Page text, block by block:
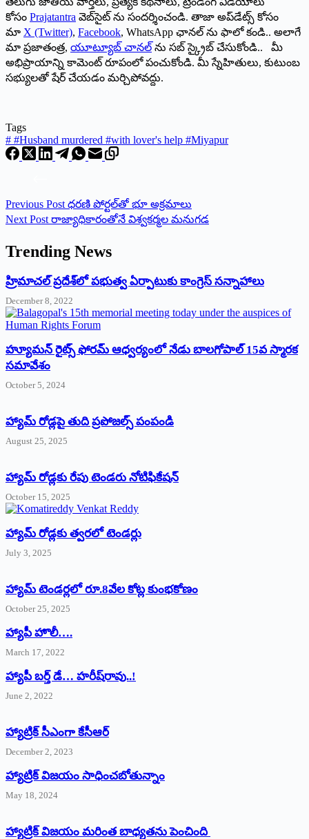
కోసం Prajatantra వెబ్‌సైట్ ను సందర్శించండి. తాజా అప్‌డేట్స్ కోసం
మా X (Twitter), Facebook, WhatsApp ఛానల్ ను ఫాలో కండి.. అలాగే
మా ప్రజాతంత్ర, యూట్యూబ్ చానల్ ను సబ్ స్క్రైబ్ చేసుకోండి.. మీ
అభిప్రాయాన్ని కామెంట్ రూపంలో పంచుకోండి. మీ స్నేహితులు, కుటుంబ
సభ్యులతో షేర్ చేయడం మర్చిపోవద్దు.
Tags
# #Husband murdered #with lover's help #Miyapur
Previous Post ధరణి పోర్టల్‌తో భూ అక్రమాలు
Next Post రాజ్యాధికారంతోనే విశ్వకర్మల మ‌నుగ‌డ‌
Trending News
‌హ్రిమాచల్‌ ‌ప్రదేశ్‌లో పభుత్వ ఏర్పాటుకు కాంగ్రెస్‌ ‌సన్నాహాలు
December 8, 2022
హ్యూమన్‌ రైట్స్‌ ఫోరమ్‌ ఆధ్వర్యంలో నేడు బాలగోపాల్‌ 15వ స్మారక
సమావేశం
October 5, 2024
హ్యామ్‌ రోడ్లపై తుది ప్రపోజల్స్‌ పంపండి
August 25, 2025
హ్యామ్‌ రోడ్లకు రేపు టెండరు నోటిఫికేషన్‌
October 15, 2025
హ్యామ్‌ రోడ్లకు త్వరలో టెండర్లు
July 3, 2025
హ్యామ్‌ ‌టెండర్లలో రూ.8వేల కోట్ల కుంభకోణం
October 25, 2025
హ్యాపీ హొలీ….
March 17, 2022
హ్యాపీ బర్త్ ‌డే… హరీష్‌రావు..!
June 2, 2022
హ్యాట్రిక్‌ ‌సీఎంగా కేసీఆర్‌
December 2, 2023
హ్యాట్రిక్‌ విజయం సాధించబోతున్నాం
May 18, 2024
హ్యాట్రిక్ విజయం మరింత బాధ్యతను పెంచింది